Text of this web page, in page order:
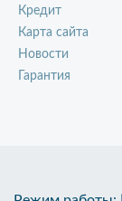
Кредит
Карта сайта
Новости
Гарантия